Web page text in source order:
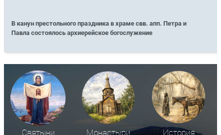
В канун престольного праздника в храме свв. апп. Петра и
Павла состоялось архиерейское богослужение
Святыни Монастыри История